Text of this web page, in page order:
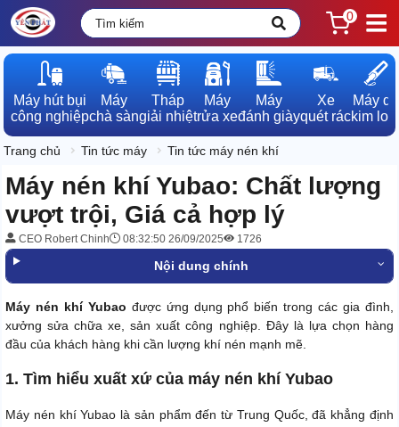
0
Máy hút bụi
công nghiệp
Máy
chà sàn
Tháp
giải nhiệt
Máy
rửa xe
Máy
đánh giày
Xe
quét rác
Máy dò
kim loại
Trang chủ Tin tức máy Tin tức máy nén khí
Máy nén khí Yubao: Chất lượng
vượt trội, Giá cả hợp lý
CEO Robert Chinh 08:32:50 26/09/2025 1726
Nội dung chính
Máy nén khí Yubao được ứng dụng phổ biến trong các gia đình,
xưởng sửa chữa xe, sản xuất công nghiệp. Đây là lựa chọn hàng
đầu của khách hàng khi cần lượng khí nén mạnh mẽ.
1. Tìm hiểu xuất xứ của máy nén khí Yubao
Máy nén khí Yubao là sản phẩm đến từ Trung Quốc, đã khẳng định